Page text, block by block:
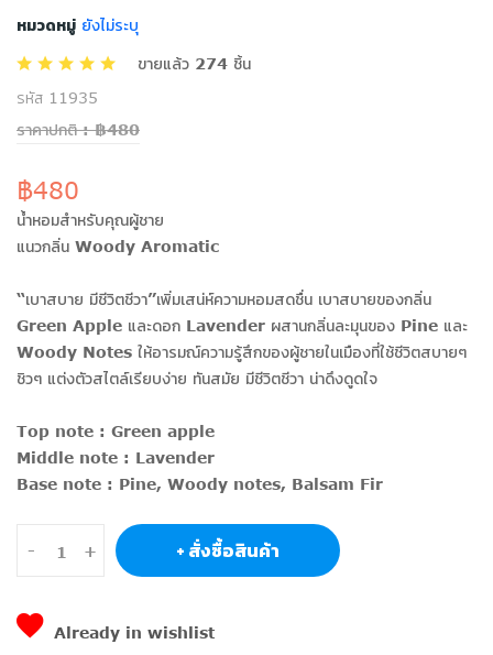
หมวดหมู่ ยังไม่ระบุ
ขายแล้ว 274 ชิ้น
รหัส 11935
ราคาปกติ : ฿480
฿480
น้ำหอมสำหรับคุณผู้ชาย
แนวกลิ่น Woody Aromatic
“เบาสบาย มีชีวิตชีวา”เพิ่มเสน่ห์ความหอมสดชื่น เบาสบายของกลิ่น
Green Apple และดอก Lavender ผสานกลิ่นละมุนของ Pine และ
Woody Notes ให้อารมณ์ความรู้สึกของผู้ชายในเมืองที่ใช้ชีวิตสบายๆ
ชิวๆ แต่งตัวสไตล์เรียบง่าย ทันสมัย มีชีวิตชีวา น่าดึงดูดใจ
Top note : Green apple
Middle note : Lavender
Base note : Pine, Woody notes, Balsam Fir
- + + สั่งซื้อสินค้า
Already in wishlist